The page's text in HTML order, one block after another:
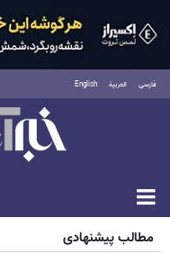
فارسی العربية English
شنبه ۱۷ مرداد ۱۴۰۵
مطالب پیشنهادی